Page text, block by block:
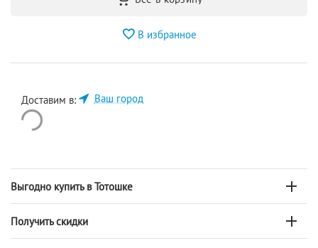
В избранное
Доставим в: Ваш город
Выгодно купить в Тотошке
Получить скидки